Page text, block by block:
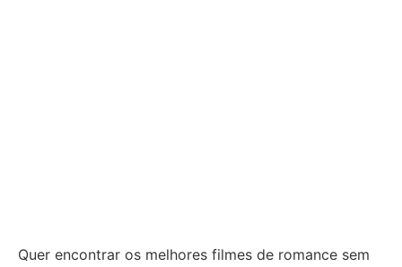
Quer encontrar os melhores filmes de romance sem